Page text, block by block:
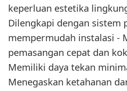
keperluan estetika
Dilengkapi dengan sistem
mempermudah instalasi -
pemasangan cepat dan
Memiliki daya tekan
Menegaskan ketahanan